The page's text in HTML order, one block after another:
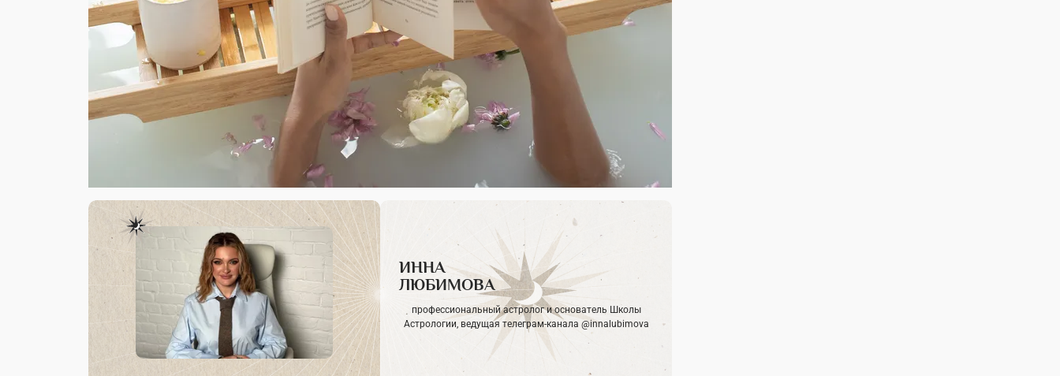
ИННА
ЛЮБИМОВА
профессиональный астролог и основатель Школы
Астрологии, ведущая телеграм-канала @innalubimova